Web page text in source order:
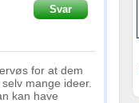
Svar
for at dem
mange ideer.
kan have